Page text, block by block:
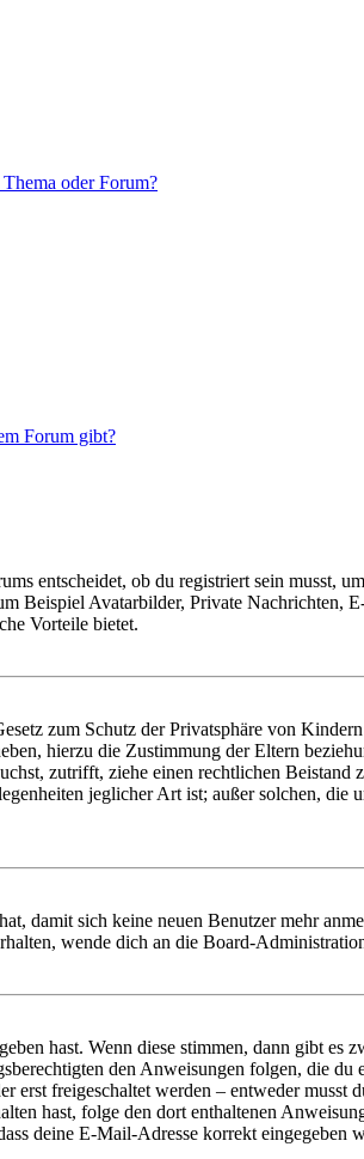
oder Forum?
Forum gibt?
entscheidet, ob du registriert sein musst,
Beispiel Avatarbilder, Private Nachrichten,
Vorteile bietet.
zum Schutz der Privatsphäre von
hierzu die Zustimmung der Eltern
zutrifft, ziehe einen rechtlichen
jeglicher Art ist; außer solchen,
damit sich keine neuen Benutzer mehr
wende dich an die Board-
hast. Wenn diese stimmen, dann gibt es
den Anweisungen folgen, die
freigeschaltet werden – entweder musst
hast, folge den dort enthaltenen
deine E-Mail-Adresse korrekt eingegeben